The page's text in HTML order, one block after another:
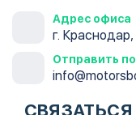
Адрес офиса
г.
Отправить